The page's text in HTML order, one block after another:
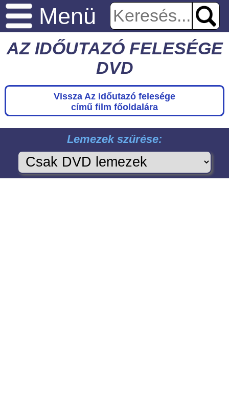
Menü
AZ IDŐUTAZÓ FELESÉGE
DVD
Vissza Az időutazó felesége
című film főoldalára
Lemezek szűrése: